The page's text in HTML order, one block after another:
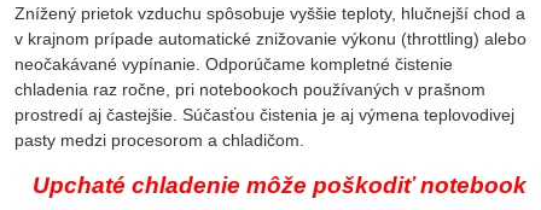
Znížený prietok vzduchu spôsobuje vyššie teploty, hlučnejší chod a
v krajnom prípade automatické znižovanie výkonu (throttling) alebo
neočakávané vypínanie. Odporúčame kompletné čistenie
chladenia raz ročne, pri notebookoch používaných v prašnom
prostredí aj častejšie. Súčasťou čistenia je aj výmena teplovodivej
pasty medzi procesorom a chladičom.
Upchaté chladenie môže poškodiť notebook